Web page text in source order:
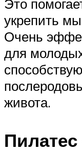
Это
укрепить
Очень
для
живота.